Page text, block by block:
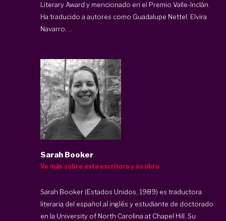
Literary Award y mencionado en el Premio Valle-Inclán.
Ha traducido a autores como Guadalupe Nettel, Elvira
Navarro, ...
Sarah Booker
Ve más sobre esta escritora y su obra
Sarah Booker (Estados Unidos, 1989) es traductora
literaria del español al inglés y estudiante de doctorado
en la University of North Carolina at Chapel Hill. Su